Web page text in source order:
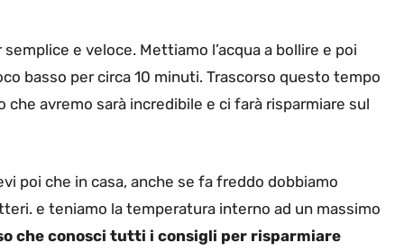
e veloce. Mettiamo l’acqua a bollire e poi
basso per circa 10 minuti. Trascorso questo tempo
avremo sarà incredibile e ci farà risparmiare sul
poi che in casa, anche se fa freddo dobbiamo
e teniamo la temperatura interno ad un massimo
che conosci tutti i consigli per risparmiare